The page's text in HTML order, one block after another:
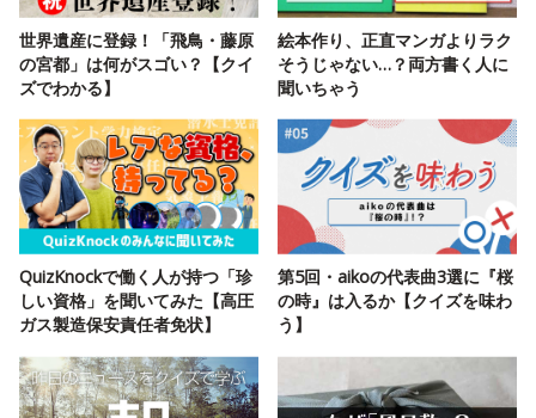
世界遺産に登録！「飛鳥・藤原
の宮都」は何がスゴい？【クイ
ズでわかる】
絵本作り、正直マンガよりラク
そうじゃない…？両方書く人に
聞いちゃう
QuizKnockで働く人が持つ「珍
しい資格」を聞いてみた【高圧
ガス製造保安責任者免状】
第5回・aikoの代表曲3選に『桜
の時』は入るか【クイズを味わ
う】